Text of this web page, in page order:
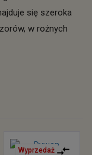
się szeroka
w rożnych
Wyprzedaż